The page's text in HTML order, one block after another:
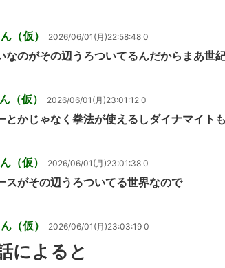
（仮） 2026/06/01(月)22:58:48 0
なのがその辺うろついてるんだからまあ世
（仮） 2026/06/01(月)23:01:12 0
とかじゃなく拳法が使えるしダイナマイト
（仮） 2026/06/01(月)23:01:38 0
スがその辺うろついてる世界なので
（仮） 2026/06/01(月)23:03:19 0
によると